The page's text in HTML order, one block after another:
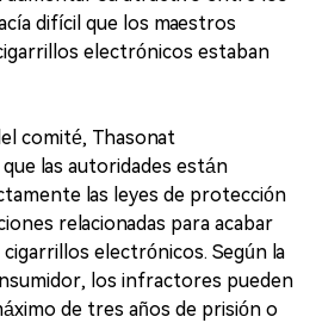
difícil que los maestros
electrónicos estaban
comité, Thasonat
las autoridades están
las leyes de protección
relacionadas para acabar
electrónicos. Según la
los infractores pueden
de tres años de prisión o